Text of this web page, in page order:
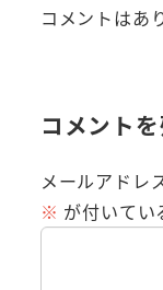
コメントはあ
コメント
メールアドレ
※ が付いてい